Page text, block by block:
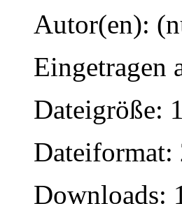
Autor(en):
Eingetragen
Dateigröße:
Downloads: